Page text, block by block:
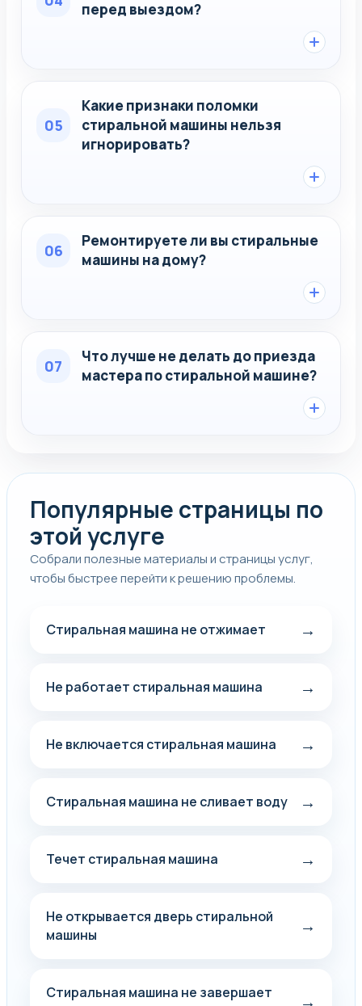
перед выездом?
05
Какие признаки поломки
стиральной машины нельзя
игнорировать?
06
Ремонтируете ли вы стиральные
машины на дому?
07
Что лучше не делать до приезда
мастера по стиральной машине?
Популярные страницы по
этой услуге
Собрали полезные материалы и страницы услуг,
чтобы быстрее перейти к решению проблемы.
Стиральная машина не отжимает →
Не работает стиральная машина →
Не включается стиральная машина →
Стиральная машина не сливает воду →
Течет стиральная машина →
Не открывается дверь стиральной
машины
→
Стиральная машина не завершает